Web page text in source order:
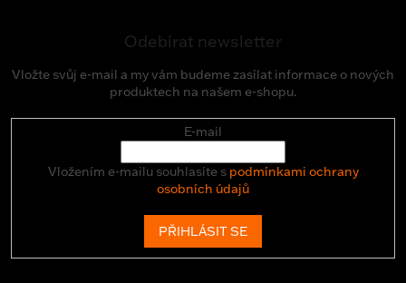
Odebírat newsletter
Vložte svůj e-mail a my vám budeme zasílat informace o nových
produktech na našem e-shopu.
E-mail
Vložením e-mailu souhlasíte s podmínkami ochrany
osobních údajů
PŘIHLÁSIT SE